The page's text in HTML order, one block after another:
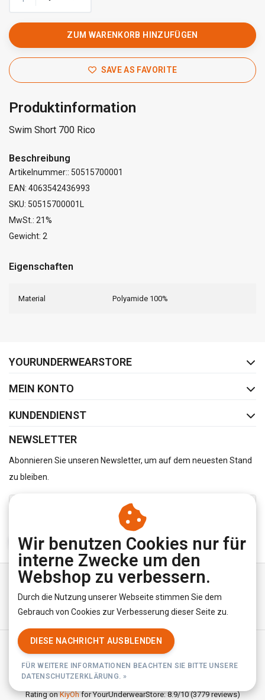
ZUM WARENKORB HINZUFÜGEN
SAVE AS FAVORITE
Produktinformation
Swim Short 700 Rico
Beschreibung
Artikelnummer:: 50515700001
EAN: 4063542436993
SKU: 50515700001L
MwSt.: 21%
Gewicht: 2
Eigenschaften
Material Polyamide 100%
YOURUNDERWEARSTORE
MEIN KONTO
KUNDENDIENST
NEWSLETTER
Abonnieren Sie unseren Newsletter, um auf dem neuesten Stand
zu bleiben.
ABONNIEREN
Allgemeine Geschäftsbedingungen Privacy Policy
© Copyright 2026 - YourUnderwearStore | Realisatie InStijl Media
Rating onKiyOhfor YourUnderwearStore: 8.9/10 (3779 reviews)
Wir benutzen Cookies nur für
interne Zwecke um den
Webshop zu verbessern.
Durch die Nutzung unserer Webseite stimmen Sie dem
Gebrauch von Cookies zur Verbesserung dieser Seite zu.
DIESE NACHRICHT AUSBLENDEN
FÜR WEITERE INFORMATIONEN BEACHTEN SIE BITTE UNSERE
DATENSCHUTZERKLÄRUNG. »